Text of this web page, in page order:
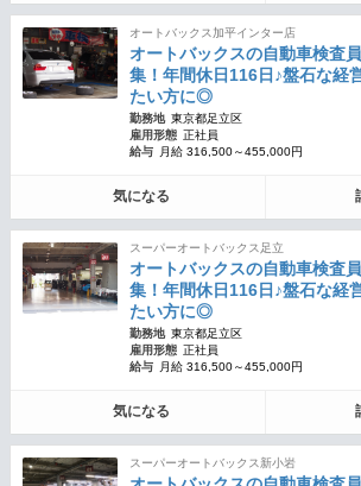
オートバックス加平インター店
オートバックスの自動車検査
集！年間休日116日♪盤石な経
たい方に◎
勤務地 東京都足立区
雇用形態 正社員
給与
月給 316,500～455,000円
気になる
スーパーオートバックス足立
オートバックスの自動車検査
集！年間休日116日♪盤石な経
たい方に◎
勤務地 東京都足立区
雇用形態 正社員
給与
月給 316,500～455,000円
気になる
スーパーオートバックス新小岩